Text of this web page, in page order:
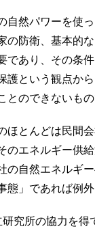
然パワーを使
の防衛、基本的
であり、その条
という観点から
のできないもの
とんどは民間
のエネルギー供
の自然エネルギ
」であれば例外
究所の協力を得